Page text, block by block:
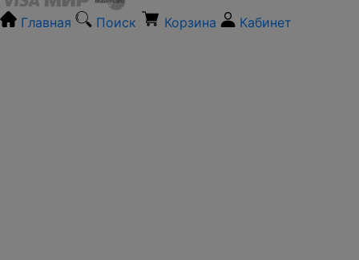
Главная Поиск Корзина Кабинет